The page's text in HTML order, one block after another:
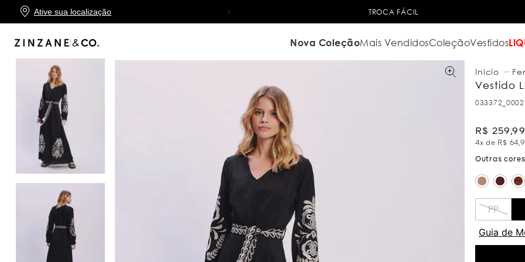
Ative sua localização 6X SEM JUROS NO CARTÃO
Nova ColeçãoMais VendidosColeçãoVestidos
Vestido
033372_0002
R$ 259,99
4x de R$ 64,
PP
Guia de